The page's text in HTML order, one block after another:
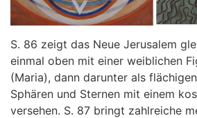
S. 86 zeigt das Neue Jerusalem
einmal oben mit einer weiblichen
(Maria), dann darunter als
Sphären und Sternen mit einem
versehen. S. 87 bringt zahlreiche